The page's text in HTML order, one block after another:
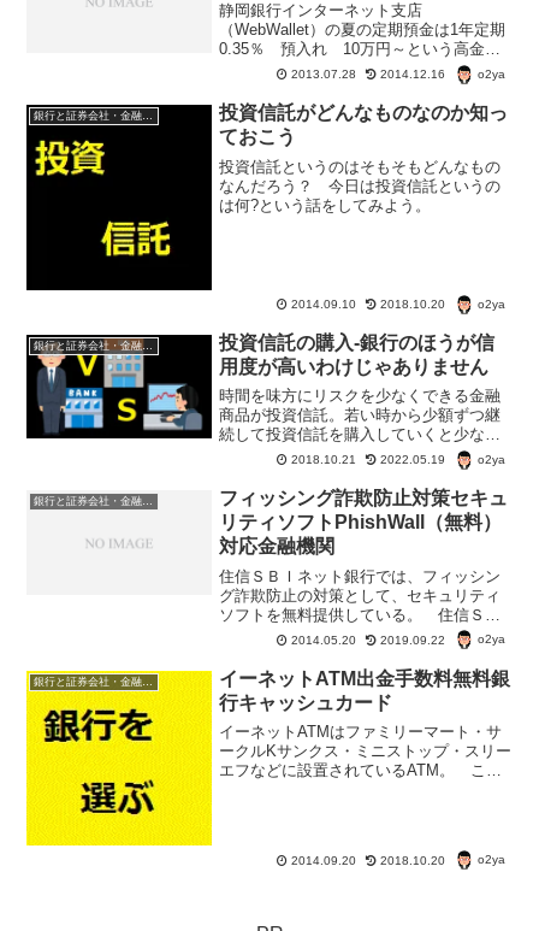
静岡銀行インターネット支店
（WebWallet）の夏の定期預金は1年定期
0.35％ 預入れ 10万円～という高金
利。 さて、この静岡銀行インターネッ
ト支店使い勝手のほうはどうでしょう。
静岡銀行インターネット支店
（WebWallet）の入出金...
2013.07.28 2014.12.16 o2ya
銀行と証券会社・金融商品
投資信託がどんなものなのか知っ
ておこう
投資信託というのはそもそもどんなもの
なんだろう？ 今日は投資信託というの
は何?という話をしてみよう。
2014.09.10 2018.10.20 o2ya
銀行と証券会社・金融商品
投資信託の購入-銀行のほうが信
用度が高いわけじゃありません
時間を味方にリスクを少なくできる金融
商品が投資信託。若い時から少額ずつ継
続して投資信託を購入していくと少ない
リスクで思わぬ利益になったりする。今
は色々な金融機関で投資信託を販売して
いる。投資信託を買うなら銀行？郵便
局？それとも証券会社？
2018.10.21 2022.05.19 o2ya
銀行と証券会社・金融商品
フィッシング詐欺防止対策セキュ
リティソフトPhishWall（無料）
対応金融機関
住信ＳＢＩネット銀行では、フィッシン
グ詐欺防止の対策として、セキュリティ
ソフトを無料提供している。 住信ＳＢ
Ｉネット銀行では提供されているセキュ
リティソフトはPhishWallプレミアム。
他のセキュリティソフトと一緒に使うこ
とができるそう...
2014.05.20 2019.09.22 o2ya
イーネットATM出金手数料無料銀
行キャッシュカード
イーネットATMはファミリーマート・サ
ークルKサンクス・ミニストップ・スリー
エフなどに設置されているATM。 この
2014.09.20 2018.10.20 o2ya